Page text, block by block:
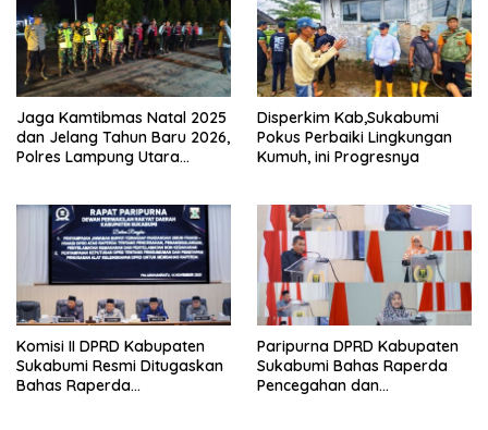
Jaga Kamtibmas Natal 2025
dan Jelang Tahun Baru 2026,
Polres Lampung Utara
Disperkim Kab,Sukabumi
Pokus Perbaiki Lingkungan
Kumuh, ini Progresnya
Komisi II DPRD Kabupaten
Sukabumi Resmi Ditugaskan
Bahas Raperda
Paripurna DPRD Kabupaten
Sukabumi Bahas Raperda
Pencegahan dan